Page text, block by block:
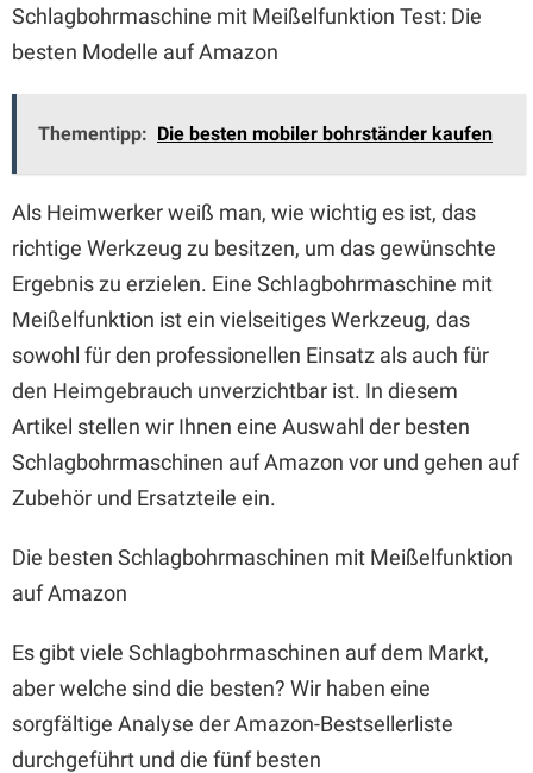
Schlagbohrmaschine mit Meißelfunktion Test: Die
besten Modelle auf Amazon
Thementipp: Die besten mobiler bohrständer kaufen
Als Heimwerker weiß man, wie wichtig es ist, das
richtige Werkzeug zu besitzen, um das gewünschte
Ergebnis zu erzielen. Eine Schlagbohrmaschine mit
Meißelfunktion ist ein vielseitiges Werkzeug, das
sowohl für den professionellen Einsatz als auch für
den Heimgebrauch unverzichtbar ist. In diesem
Artikel stellen wir Ihnen eine Auswahl der besten
Schlagbohrmaschinen auf Amazon vor und gehen auf
Zubehör und Ersatzteile ein.
Die besten Schlagbohrmaschinen mit Meißelfunktion
auf Amazon
Es gibt viele Schlagbohrmaschinen auf dem Markt,
aber welche sind die besten? Wir haben eine
sorgfältige Analyse der Amazon-Bestsellerliste
durchgeführt und die fünf besten